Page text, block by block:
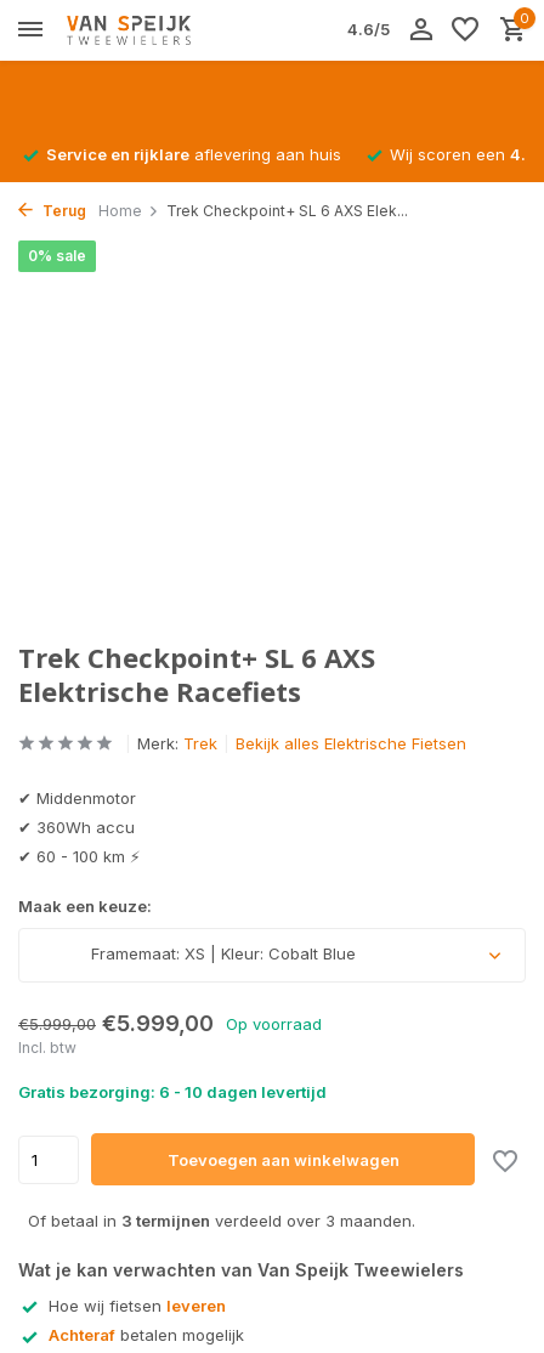
4.6/5
0
Service en rijklare aflevering aan huis Wij scoren een
Terug Home Trek Checkpoint+ SL 6 AXS Elek...
Trek Checkpoint+ SL 6 AXS
Elektrische Racefiets
0% sale
Merk: Trek Bekijk alles Elektrische Fietsen
✔ Middenmotor
✔ 360Wh accu
✔ 60 - 100 km ⚡
Maak een keuze:
Framemaat: XS | Kleur: Cobalt Blue
€5.999,00 €5.999,00 Op voorraad
Incl. btw
Gratis bezorging: 6 - 10 dagen levertijd
Toevoegen aan winkelwagen
Of betaal in 3 termijnen verdeeld over 3 maanden.
Wat je kan verwachten van Van Speijk Tweewielers
Hoe wij fietsen leveren
Achteraf betalen mogelijk